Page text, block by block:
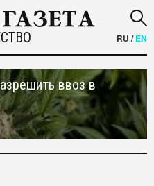
RU /EN
ввоз в